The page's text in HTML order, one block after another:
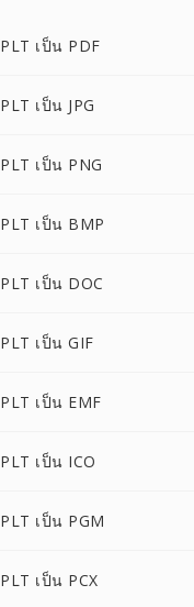
PLT เป็น PDF
PLT เป็น JPG
PLT เป็น PNG
PLT เป็น BMP
PLT เป็น DOC
PLT เป็น GIF
PLT เป็น EMF
PLT เป็น ICO
PLT เป็น PGM
PLT เป็น PCX